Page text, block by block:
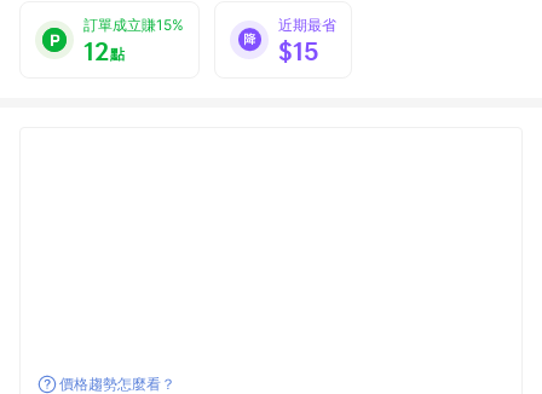
訂單成立賺15%
12點
近期最省
$15
價格趨勢怎麼看？